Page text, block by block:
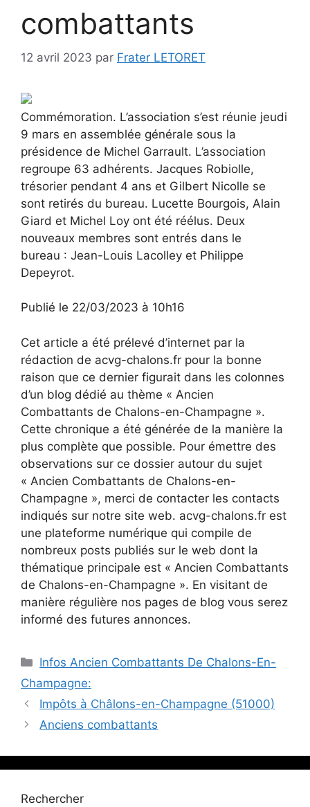
combattants
12 avril 2023 par Frater LETORET
Commémoration. L’association s’est réunie jeudi
9 mars en assemblée générale sous la
présidence de Michel Garrault. L’association
regroupe 63 adhérents. Jacques Robiolle,
trésorier pendant 4 ans et Gilbert Nicolle se
sont retirés du bureau. Lucette Bourgois, Alain
Giard et Michel Loy ont été réélus. Deux
nouveaux membres sont entrés dans le
bureau : Jean-Louis Lacolley et Philippe
Depeyrot.
Publié le 22/03/2023 à 10h16
Cet article a été prélevé d’internet par la
rédaction de acvg-chalons.fr pour la bonne
raison que ce dernier figurait dans les colonnes
d’un blog dédié au thème « Ancien
Combattants de Chalons-en-Champagne ».
Cette chronique a été générée de la manière la
plus complète que possible. Pour émettre des
observations sur ce dossier autour du sujet
« Ancien Combattants de Chalons-en-
Champagne », merci de contacter les contacts
indiqués sur notre site web. acvg-chalons.fr est
une plateforme numérique qui compile de
nombreux posts publiés sur le web dont la
thématique principale est « Ancien Combattants
de Chalons-en-Champagne ». En visitant de
manière régulière nos pages de blog vous serez
informé des futures annonces.
Catégories
Infos Ancien Combattants De Chalons-En-
Champagne:
Impôts à Châlons-en-Champagne (51000)
Anciens combattants
Rechercher